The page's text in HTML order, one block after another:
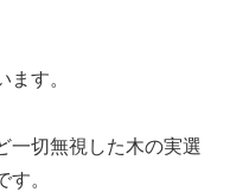
す。
一切無視した木の実選
。